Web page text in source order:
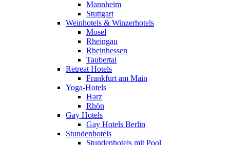
Mannheim
Stuttgart
Weinhotels & Winzerhotels
Mosel
Rheingau
Rheinhessen
Taubertal
Retreat Hotels
Frankfurt am Main
Yoga-Hotels
Harz
Rhön
Gay Hotels
Gay Hotels Berlin
Stundenhotels
Stundenhotels mit Pool